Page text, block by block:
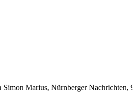
Marius, Nürnberger Nachrichten,